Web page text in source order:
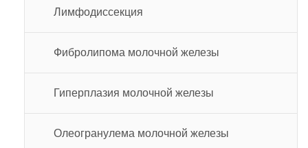
Лимфодиссекция
Фибролипома молочной железы
Гиперплазия молочной железы
Олеогранулема молочной железы